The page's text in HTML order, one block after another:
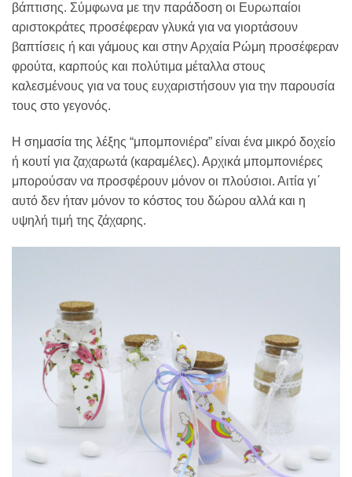
βάπτισης. Σύμφωνα με την παράδοση οι Ευρωπαίοι
αριστοκράτες προσέφεραν γλυκά για να γιορτάσουν
βαπτίσεις ή και γάμους και στην Αρχαία Ρώμη προσέφεραν
φρούτα, καρπούς και πολύτιμα μέταλλα στους
καλεσμένους για να τους ευχαριστήσουν για την παρουσία
τους στο γεγονός.
Η σημασία της λέξης “μπομπονιέρα” είναι ένα μικρό δοχείο
ή κουτί για ζαχαρωτά (καραμέλες). Αρχικά μπομπονιέρες
μπορούσαν να προσφέρουν μόνον οι πλούσιοι. Αιτία γι΄
αυτό δεν ήταν μόνον το κόστος του δώρου αλλά και η
υψηλή τιμή της ζάχαρης.